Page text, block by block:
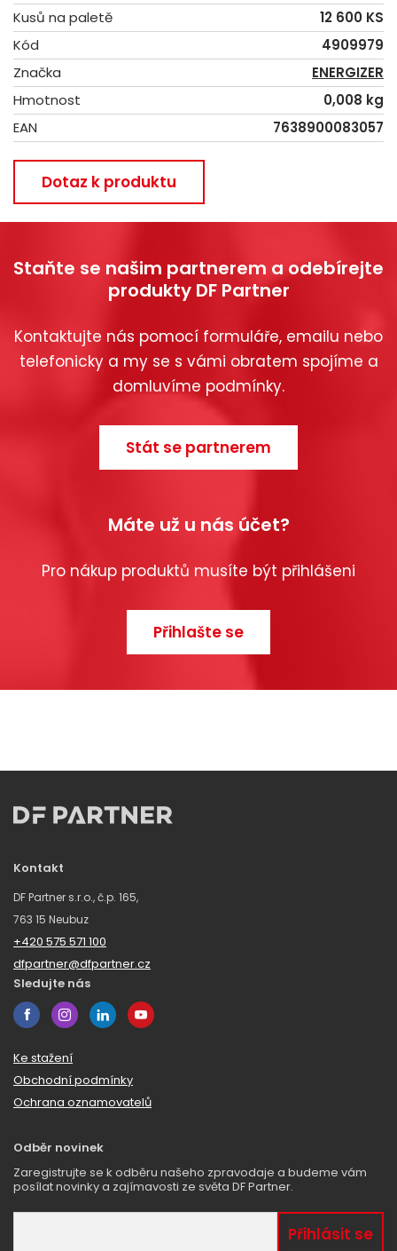
Kusů na paletě
12 600 KS
Kód
4909979
Značka
ENERGIZER
Hmotnost
0,008 kg
EAN
7638900083057
Dotaz k produktu
Staňte se našim partnerem a odebírejte
produkty DF Partner
Kontaktujte nás pomocí formuláře, emailu nebo
telefonicky a my se s vámi obratem spojíme a
domluvíme podmínky.
Stát se partnerem
Máte už u nás účet?
Pro nákup produktů musíte být přihlášeni
Přihlašte se
Kontakt
DF Partner s.r.o., č.p. 165,
763 15 Neubuz
+420 575 571 100
dfpartner@dfpartner.cz
Sledujte nás
Ke stažení
Obchodní podmínky
Ochrana oznamovatelů
Odběr novinek
Zaregistrujte se k odběru našeho zpravodaje a budeme vám
posílat novinky a zajímavosti ze světa DF Partner.